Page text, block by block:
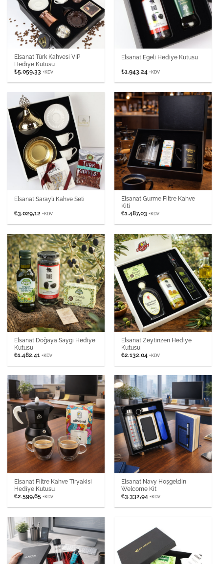
Elsanat Türk Kahvesi VIP
Hediye Kutusu
₺5.059,33 +KDV
Elsanat Egeli Hediye Kutusu
₺1.943,24 +KDV
Elsanat Saraylı Kahve Seti
₺3.029,12 +KDV
Elsanat Gurme Filtre Kahve
Kiti
₺1.487,03 +KDV
Elsanat Doğaya Saygı Hediye
Kutusu
₺1.482,41 +KDV
Elsanat Zeytinzen Hediye
Kutusu
₺2.132,04 +KDV
Elsanat Filtre Kahve Tiryakisi
Hediye Kutusu
₺2.599,65 +KDV
Elsanat Navy Hoşgeldin
Welcome Kit
₺3.332,94 +KDV